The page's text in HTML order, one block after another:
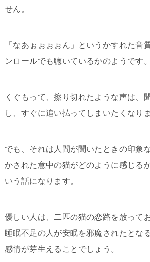
せん。
「なあぉぉぉぉん」というかすれた音
ンロールでも聴いているかのようです。
くぐもって、擦り切れたような声は、
し、すぐに追い払ってしまいたくなりま
でも、それは人間が聞いたときの印象
かされた意中の猫がどのように感じる
いう話になります。
優しい人は、二匹の猫の恋路を放って
睡眠不足の人が安眠を邪魔されたとな
感情が芽生えることでしょう。